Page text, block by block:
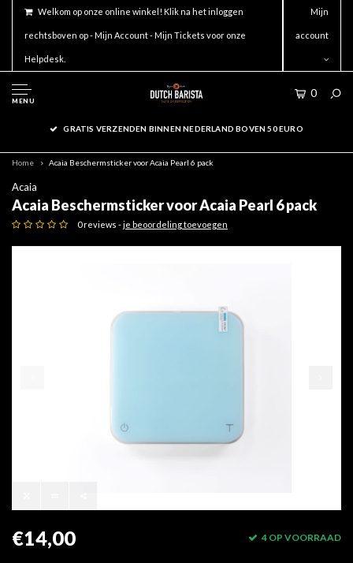
Welkom op onze online winkel! Klik na het inloggen
rechtsboven op - Mijn Account - Mijn Tickets voor onze
Helpdesk.
Mijn
account
MENU
0
GRATIS VERZENDEN BINNEN NEDERLAND BOVEN 50 EURO
Home Acaia Beschermsticker voor Acaia Pearl 6 pack
Acaia
Acaia Beschermsticker voor Acaia Pearl 6 pack
0 reviews -je beoordeling toevoegen
€14,00 4 OP VOORRAAD